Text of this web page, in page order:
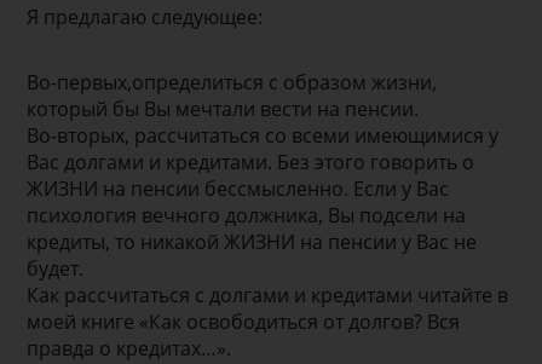
Я предлагаю следующее:
Во-первых,определиться с образом жизни,
который бы Вы мечтали вести на пенсии.
Во-вторых, рассчитаться со всеми имеющимися у
Вас долгами и кредитами. Без этого говорить о
ЖИЗНИ на пенсии бессмысленно. Если у Вас
психология вечного должника, Вы подсели на
кредиты, то никакой ЖИЗНИ на пенсии у Вас не
будет.
Как рассчитаться с долгами и кредитами читайте в
моей книге «Как освободиться от долгов? Вся
правда о кредитах…».